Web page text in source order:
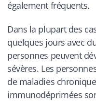
également fréquents.
Dans la plupart des
quelques jours avec
personnes peuvent
sévères. Les
de maladies
immunodéprimées